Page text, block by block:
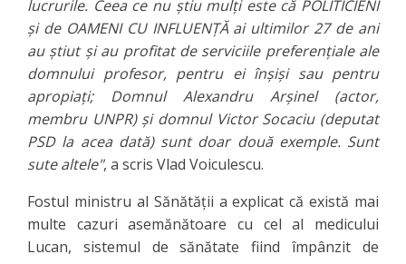
lucrurile. Ceea ce nu ştiu mulţi este că POLITICIENI
şi de OAMENI CU INFLUENŢĂ ai ultimilor 27 de ani
au ştiut şi au profitat de serviciile preferenţiale ale
domnului profesor, pentru ei înşişi sau pentru
apropiaţi; Domnul Alexandru Arşinel (actor,
membru UNPR) şi domnul Victor Socaciu (deputat
PSD la acea dată) sunt doar două exemple. Sunt
sute altele", a scris Vlad Voiculescu.
Fostul ministru al Sănătăţii a explicat că există mai
multe cazuri asemănătoare cu cel al medicului
Lucan, sistemul de sănătate fiind împânzit de